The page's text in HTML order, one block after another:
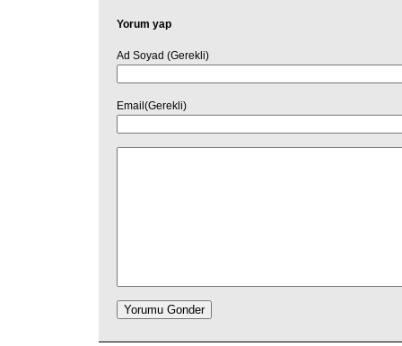
Yorum yap
Ad Soyad (Gerekli)
Email(Gerekli)